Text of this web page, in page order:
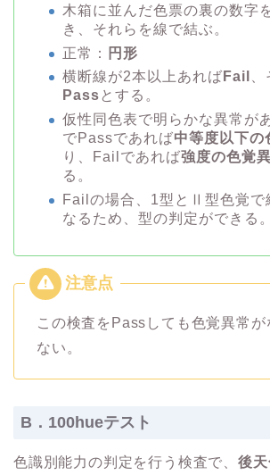
木箱に並んだ色票の裏の数字
き、それらを線で結ぶ。
正常：
円形
横断線が2本以上あれば Fail 、
Pass とする。
仮性同色表で明らかな異常が
でPassであれば中等度以下の
り、Failであれば強度の色覚
る。
Failの場合、1型とⅡ型色覚で
なるため、型の判定ができる。
この検査をPassしても色覚異常が
ない。
B．100hueテスト
色識別能力の判定を行う検査で、 後